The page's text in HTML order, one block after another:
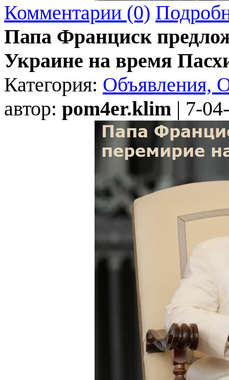
Комментарии (0)
Папа Франциск
Украине на время
Категория: Объявления,
автор: pom4er.klim | 7-